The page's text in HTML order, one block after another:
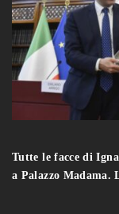
Tutte le facce di
a Palazzo Madama.